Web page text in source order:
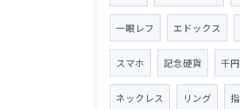
一眼レフ エドックス
スマホ 記念硬貨 千
ネックレス リング